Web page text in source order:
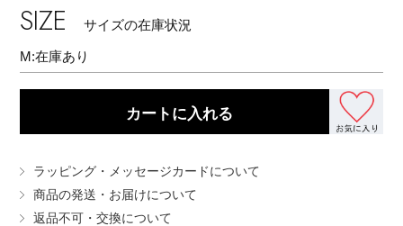
その他(傘・ハンカチ・時計など)
PERSONAL COLOR
エディター厳選ギフト
SIZE サイズの在庫状況
M:在庫あり
カートに入れる
ラッピング・メッセージカードについて
商品の発送・お届けについて
返品不可・交換について